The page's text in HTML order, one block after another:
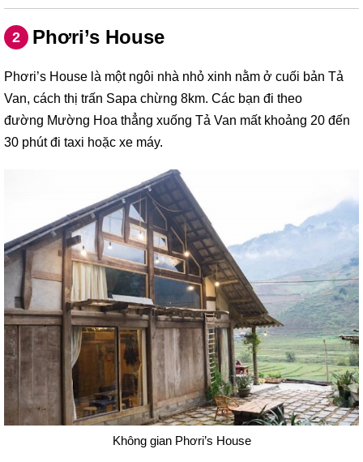
2 Phơri’s House
Phơri’s House là một ngôi nhà nhỏ xinh nằm ở cuối bản Tả
Van, cách thị trấn Sapa chừng 8km. Các bạn đi theo
đường Mường Hoa thẳng xuống Tả Van mất khoảng 20 đến
30 phút đi taxi hoặc xe máy.
Không gian Phơri’s House